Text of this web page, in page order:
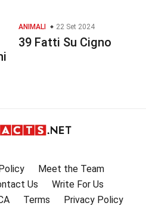
ANIMALI 22 Set 2024
39 Fatti Su Cigno
Meet the Team
Us
Write For Us
Terms
Privacy Policy